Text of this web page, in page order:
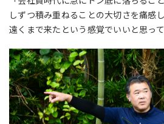
しずつ積み重ねることの大切さを痛感
遠くまで来たという感覚でいいと思って